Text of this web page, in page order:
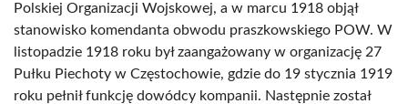
Polskiej Organizacji Wojskowej, a w marcu 1918 objął
stanowisko komendanta obwodu praszkowskiego POW. W
listopadzie 1918 roku był zaangażowany w organizację 27
Pułku Piechoty w Częstochowie, gdzie do 19 stycznia 1919
roku pełnił funkcję dowódcy kompanii. Następnie został